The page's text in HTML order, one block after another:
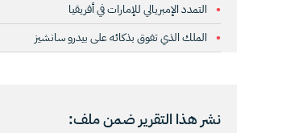
التمدد الإمبريالي للإمارات في أفريقيا
الملك الذي تفوق بذكائه على بيدرو سانشيز
نشر هذا التقرير ضمن ملف: